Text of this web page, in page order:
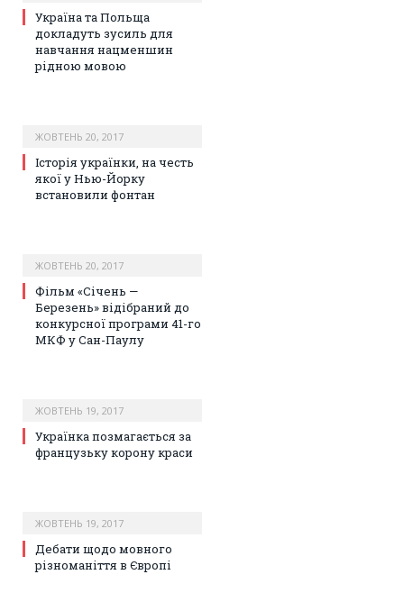
Україна та Польща
докладуть зусиль для
навчання нацменшин
рідною мовою
ЖОВТЕНЬ 20, 2017
Історія українки, на честь
якої у Нью-Йорку
встановили фонтан
ЖОВТЕНЬ 20, 2017
Фільм «Січень —
Березень» відібраний до
конкурсної програми 41-го
МКФ у Сан-Паулу
ЖОВТЕНЬ 19, 2017
Українка позмагається за
французьку корону краси
ЖОВТЕНЬ 19, 2017
Дебати щодо мовного
різноманіття в Європі